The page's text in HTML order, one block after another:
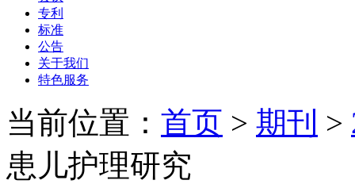
专利
标准
公告
关于我们
特色服务
当前位置： 首页 > 期刊 >
患儿护理研究